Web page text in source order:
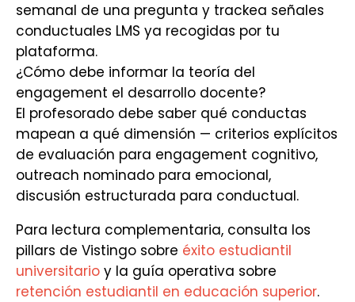
semanal de una pregunta y trackea señales
conductuales LMS ya recogidas por tu
plataforma.
¿Cómo debe informar la teoría del
engagement el desarrollo docente?
El profesorado debe saber qué conductas
mapean a qué dimensión — criterios explícitos
de evaluación para engagement cognitivo,
outreach nominado para emocional,
discusión estructurada para conductual.
Para lectura complementaria, consulta los
pillars de Vistingo sobre éxito estudiantil
universitario y la guía operativa sobre
retención estudiantil en educación superior.